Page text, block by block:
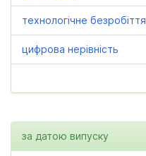
технологічне безробіття
цифрова нерівність
за датою випуску